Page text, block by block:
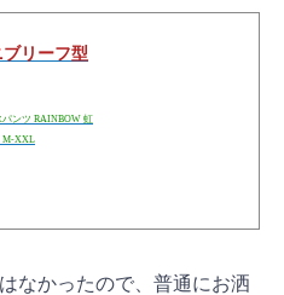
リーフ型
パンツ RAINBOW 虹
M-XXL
なかったので、普通にお洒